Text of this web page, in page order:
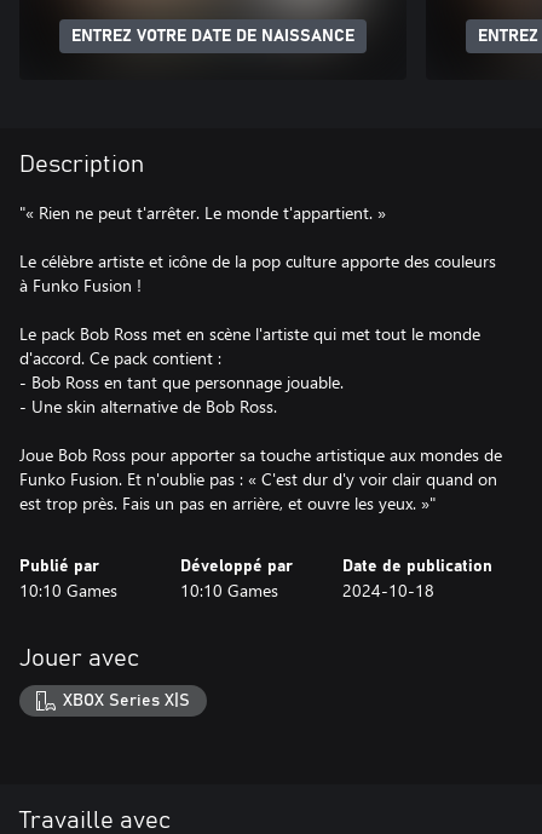
ENTREZ VOTRE DATE DE NAISSANCE
Description
"« Rien ne peut t'arrêter. Le monde t'appartient. »
Le célèbre artiste et icône de la pop culture apporte des couleurs
à Funko Fusion !
Le pack Bob Ross met en scène l'artiste qui met tout le monde
d'accord. Ce pack contient :
- Bob Ross en tant que personnage jouable.
- Une skin alternative de Bob Ross.
Joue Bob Ross pour apporter sa touche artistique aux mondes de
Funko Fusion. Et n'oublie pas : « C'est dur d'y voir clair quand on
est trop près. Fais un pas en arrière, et ouvre les yeux. »"
Publié par
10:10 Games
Développé par
10:10 Games
Date de publication
2024-10-18
Jouer avec
XBOX Series X|S
Travaille avec